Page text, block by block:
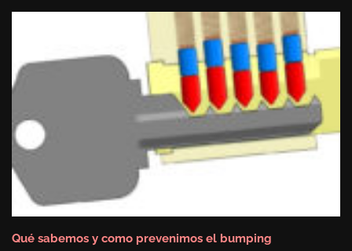
Qué sabemos y como prevenimos el bumping